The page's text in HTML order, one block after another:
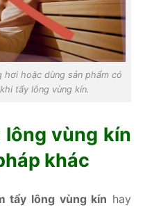
hơi hoặc dùng sản phẩm có
tẩy lông vùng kín.
lông vùng kín
khác
tẩy lông vùng kín hay